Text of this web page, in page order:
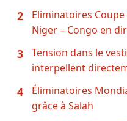
2
Eliminatoires
Niger – Congo en
3
Tension dans le
interpellent
4
Éliminatoires
grâce à Salah